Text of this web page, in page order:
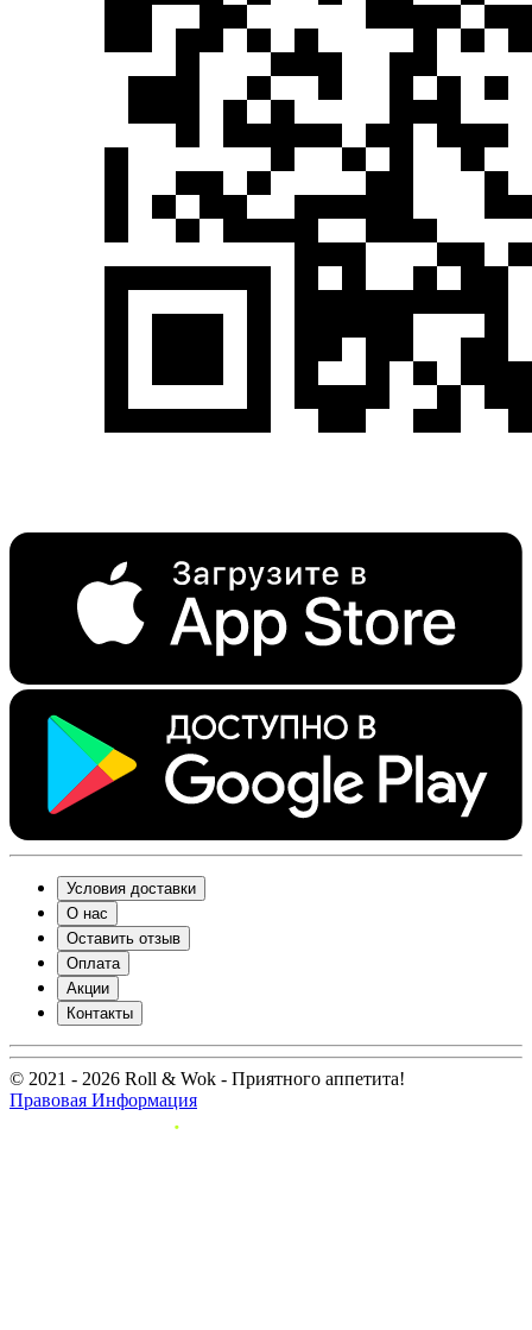
Условия доставки
О нас
Оставить отзыв
Оплата
Акции
Контакты
© 2021 - 2026 Roll & Wok - Приятного аппетита!
Правовая Информация